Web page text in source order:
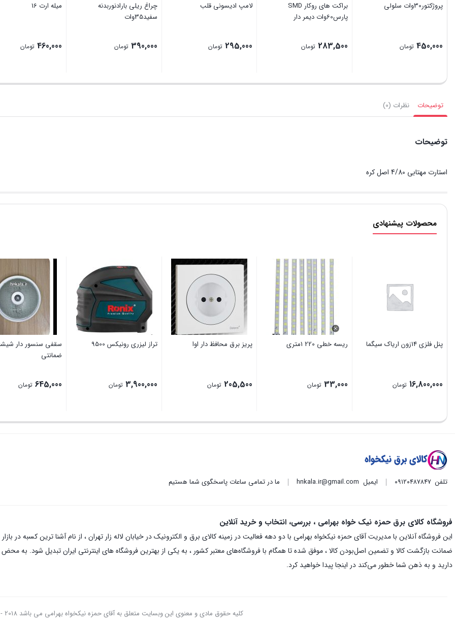
پروژکتور30وات سلولی
450,000 تومان
براکت های روکار SMD
پارس60وات دیمر دار
283,500 تومان
لامپ ادیسونی قلب
295,000 تومان
چراغ ریلی بارادنوربدنه
سفید35وات
390,000 تومان
میله ارت 16
460,000 تومان
توضیحات نظرات (0)
توضیحات
استارت مهتابی 4/80 اصل کره
محصولات پیشنهادی
پنل فلزی 14زون اریاک سیگما
16,800,000 تومان
ریسه خطی 220 1متری
33,000 تومان
پریز برق محافظ دار اوا
205,500 تومان
تراز لیزری رونیکس 9500
3,900,000 تومان
سقفی سنسور دار
ضمانتی
645,000 تومان
تلفن ۰۹۱۲۰۴۸۷۸۴۷ ایمیل hnkala.ir@gmail.com ما در تمامی ساعات پاسخگوی شما هستیم
فروشگاه کالای برق حمزه نیک خواه بهرامی ، بررسی، انتخاب و خرید آنلاین
ضمانت بازگشت کالا و تضمین اصل‌بودن کالا ، موفق شده تا همگام با فروشگاه‌های معتبر کشور ، به یکی از بهترین فروشگاه های اینترنتی ایران تبدیل شود. به
دارید و به ذهن شما خطور می‌کند در اینجا پیدا خواهید کرد.
کلیه حقوق مادی و معنوی این وبسایت متعلق به آقای حمزه نیکخواه بهرامی می باشد 2018 - 2026